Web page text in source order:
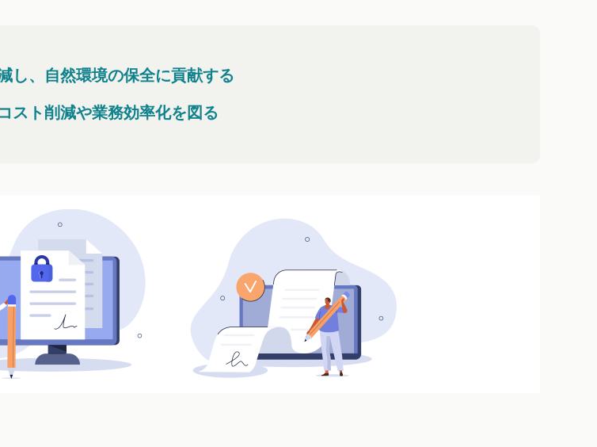
し、自然環境の保全に貢献する
スト削減や業務効率化を図る